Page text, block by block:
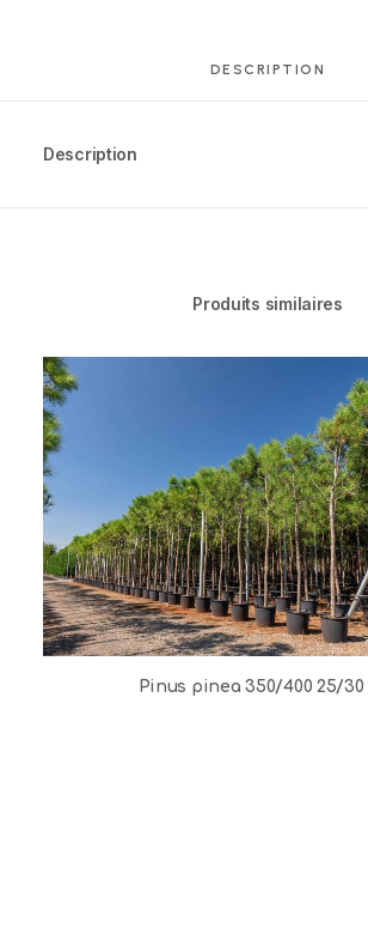
DESCRIPTION
Description
Produits similaires
Pinus pinea 350/400 25/30